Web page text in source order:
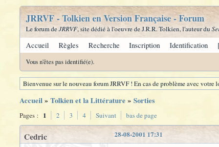
JRRVF - Tolkien en Version Française - Forum
Le forum deJRRVF, site dédié à l'oeuvre de J.R.R. Tolkien, l'auteur du
Accueil Règles Recherche Inscription Identification
Vous n'êtes pas identifié(e).
Bienvenue sur le nouveau forum JRRVF ! En cas de problème avec
Accueil» Tolkien et la Littérature » Sorties
Pages : 1 2 3 4 Suivant bas de page
28-08-2001 17:31
Cedric